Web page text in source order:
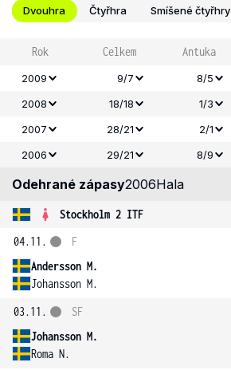
Dvouhra Čtyřhra Smíšené čtyřhry
Rok Celkem Antuka
2009 9/7 8/5
2008
18/18 1/3
2007
28/21 2/1
2006
29/21 8/9
Odehrané zápasy2006Hala
Stockholm 2 ITF
04.11.
Andersson M.
Johansson M.
F
03.11.
Johansson M.
Roma N.
SF